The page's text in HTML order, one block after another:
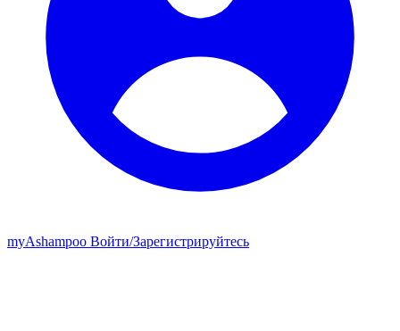
myAshampoo Войти/Зарегистрируйтесь